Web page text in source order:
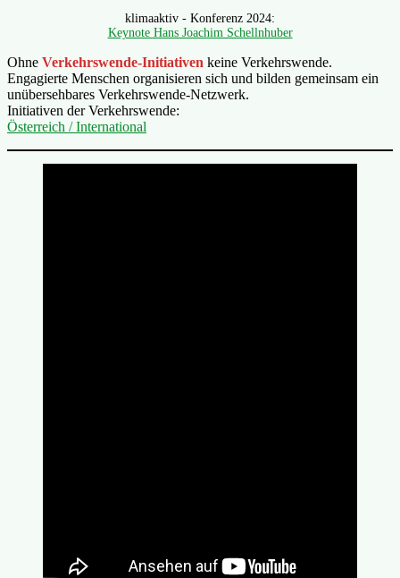
klimaaktiv - Konferenz 2024:
Keynote Hans Joachim Schellnhuber
Ohne Verkehrswende-Initiativen keine Verkehrswende.
Engagierte Menschen organisieren sich und bilden gemeinsam ein
unübersehbares Verkehrswende-Netzwerk.
Initiativen der Verkehrswende:
Österreich / International